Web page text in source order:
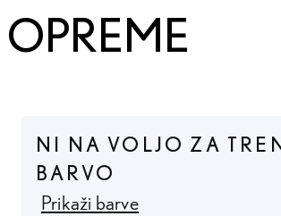
OPREME
NI NA VOLJO ZA
BARVO
Prikaži barve